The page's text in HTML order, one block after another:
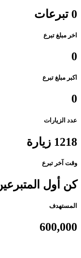
0 تبرعات
اخر مبلغ تبرع
0
اكبر مبلغ تبرع
0
عدد الزيارات
1218 زيارة
وقت آخر تبرع
كن أول
المستهدف
600,000